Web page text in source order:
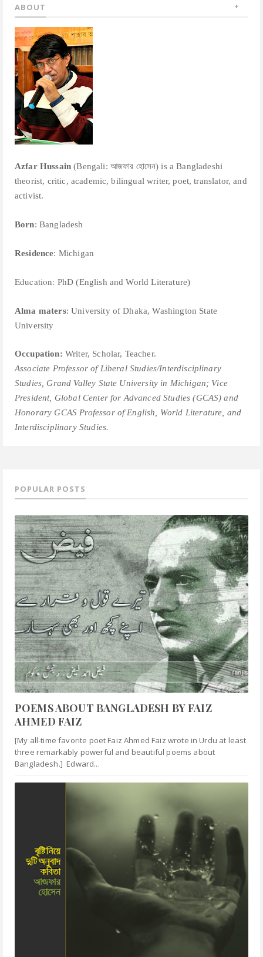
ABOUT
Azfar Hussain (Bengali: আজফার হোসেন) is a Bangladeshi
theorist, critic, academic, bilingual writer, poet, translator, and
activist.
Born: Bangladesh
Residence: Michigan
Education: PhD (English and World Literature)
Alma maters: University of Dhaka, Washington State
University
Occupation: Writer, Scholar, Teacher.
Associate Professor of Liberal Studies/Interdisciplinary
Studies, Grand Valley State University in Michigan; Vice
President, Global Center for Advanced Studies (GCAS) and
Honorary GCAS Professor of English, World Literature, and
Interdisciplinary Studies.
POPULAR POSTS
POEMS ABOUT BANGLADESH BY FAIZ
AHMED FAIZ
[My all-time favorite poet Faiz Ahmed Faiz wrote in Urdu at least
three remarkably powerful and beautiful poems about
Bangladesh.] Edward...